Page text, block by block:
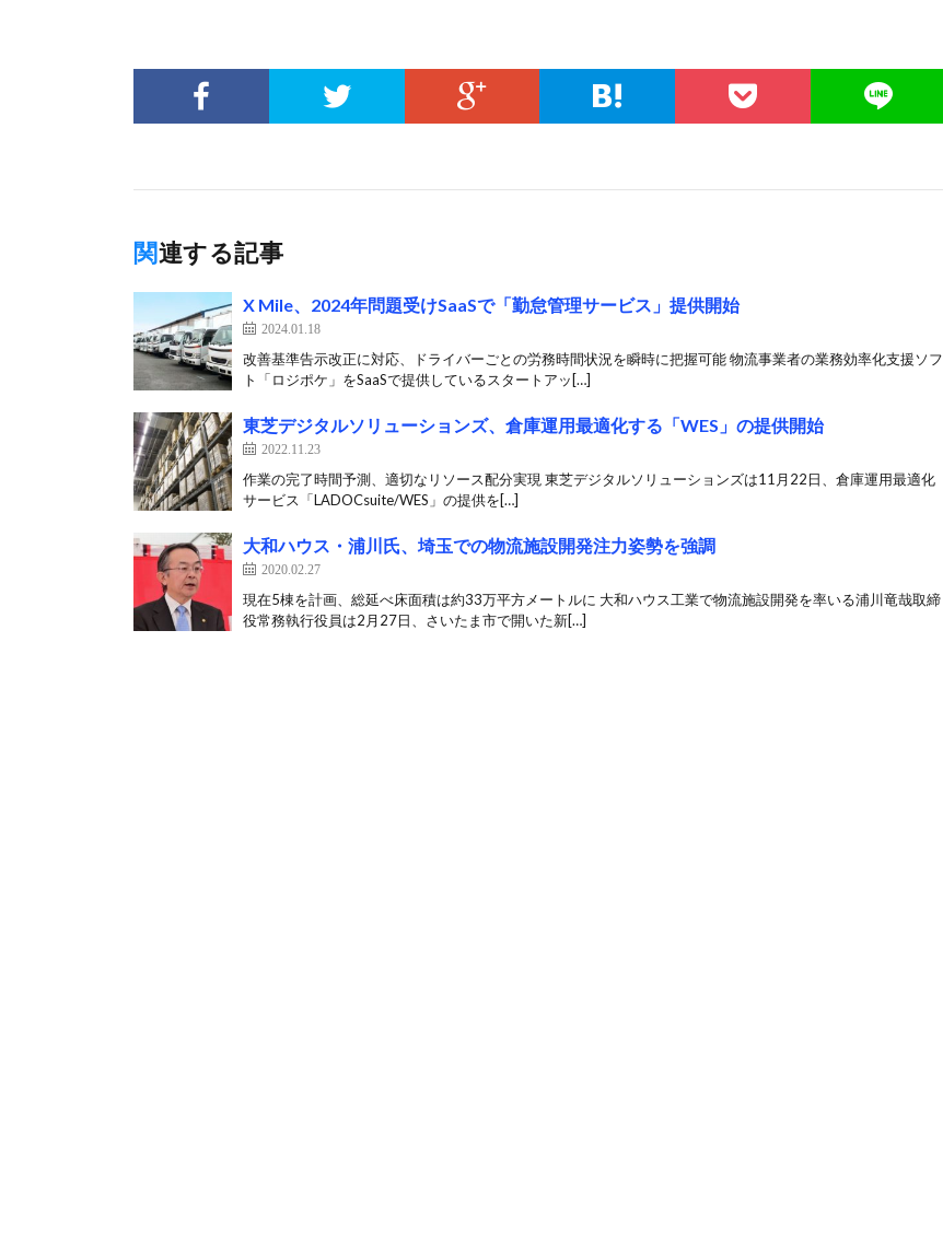
関連する記事
X Mile、2024年問題受けSaaSで「勤怠管理サービス」提供開始
2024.01.18
改善基準告示改正に対応、ドライバーごとの労務時間状況を瞬時に把握可能 物流事業者の業務効率化支援ソフ
ト「ロジポケ」をSaaSで提供しているスタートアッ[…]
東芝デジタルソリューションズ、倉庫運用最適化する「WES」の提供開始
2022.11.23
作業の完了時間予測、適切なリソース配分実現 東芝デジタルソリューションズは11月22日、倉庫運用最適化
サービス「LADOCsuite/WES」の提供を[…]
大和ハウス・浦川氏、埼玉での物流施設開発注力姿勢を強調
2020.02.27
現在5棟を計画、総延べ床面積は約33万平方メートルに 大和ハウス工業で物流施設開発を率いる浦川竜哉取締
役常務執行役員は2月27日、さいたま市で開いた新[…]